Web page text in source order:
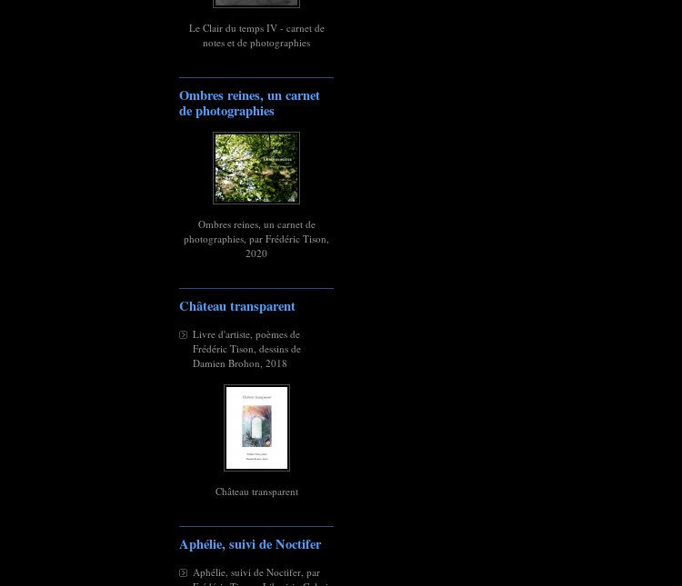
Le Clair du temps IV - carnet de
notes et de photographies
Ombres reines, un carnet
de photographies
Ombres reines, un carnet de
photographies, par Frédéric Tison,
2020
Château transparent
Livre d'artiste, poèmes de
Frédéric Tison, dessins de
Damien Brohon, 2018
Château transparent
Aphélie, suivi de Noctifer
Aphélie, suivi de Noctifer, par